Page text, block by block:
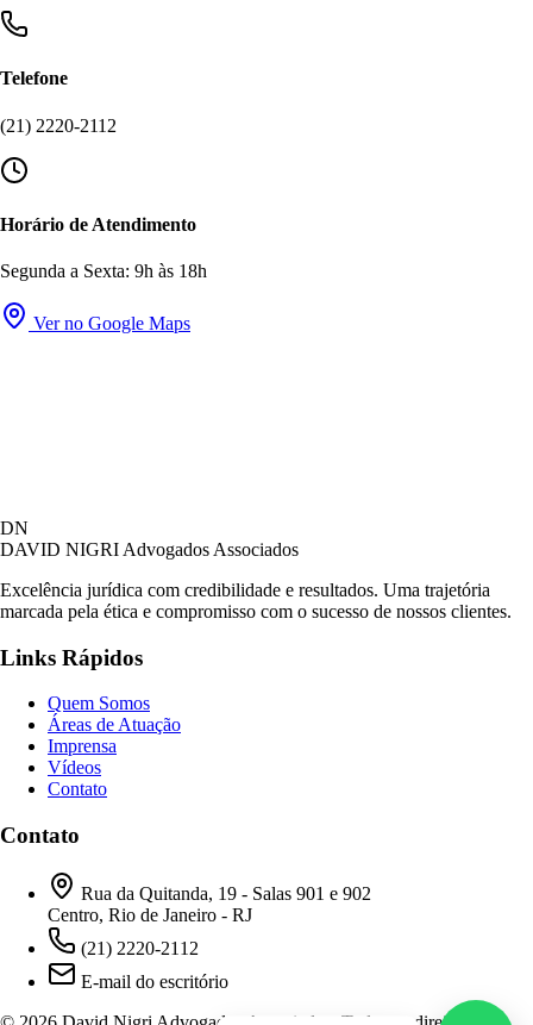
Telefone
(21) 2220-2112
Horário de Atendimento
Segunda a Sexta: 9h às 18h
Ver no Google Maps
DN
DAVID NIGRI Advogados Associados
Excelência jurídica com credibilidade e resultados. Uma trajetória
marcada pela ética e compromisso com o sucesso de nossos clientes.
Links Rápidos
Quem Somos
Áreas de Atuação
Imprensa
Vídeos
Contato
Contato
Rua da Quitanda, 19 - Salas 901 e 902
Centro, Rio de Janeiro - RJ
(21) 2220-2112
E-mail do escritório
Online agora
Para que possamos ajudá-lo, por favor, informe
como deseja falar com nossa equipe.
Prefiro ser respondido por: